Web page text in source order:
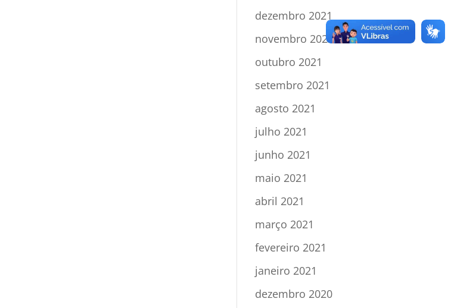
dezembro 2021
novembro 2021
outubro 2021
setembro 2021
agosto 2021
julho 2021
junho 2021
maio 2021
abril 2021
março 2021
fevereiro 2021
janeiro 2021
dezembro 2020